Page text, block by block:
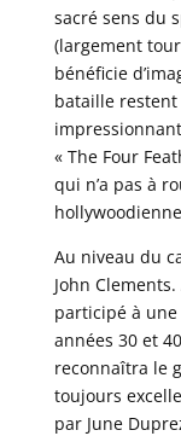
sacré sens du
(largement
bénéficie
bataille restent
« The Four
qui n’a pas à
Au niveau du
John
participé à
années 30 et
reconnaîtra le
toujours
par June